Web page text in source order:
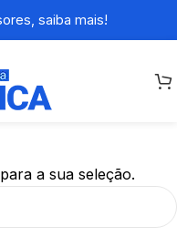
saiba mais!
a sua seleção.